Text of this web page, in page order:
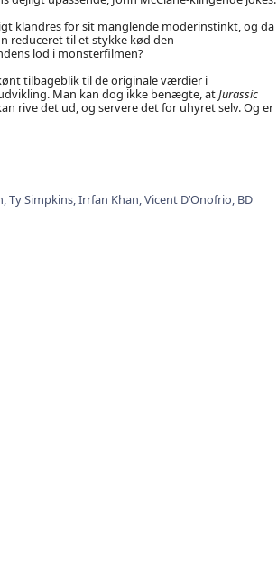
klandres for sit manglende moderinstinkt, og da
reduceret til et stykke kød den
lod i monsterfilmen?
tilbageblik til de originale værdier i
Man kan dog ikke benægte, atJurassic
rive det ud, og servere det for uhyret selv. Og er
Ty Simpkins,Irrfan Khan,Vicent D’Onofrio, BD